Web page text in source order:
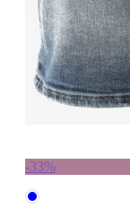
-33%